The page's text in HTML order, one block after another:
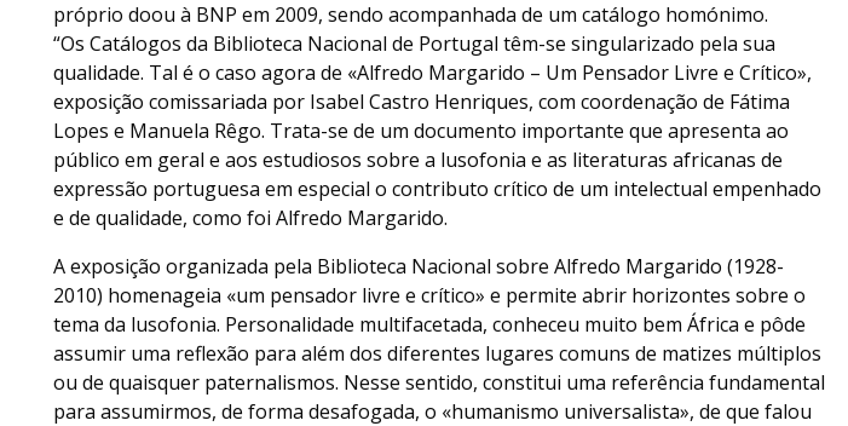
próprio doou à BNP em 2009, sendo acompanhada de um catálogo homónimo.
“Os Catálogos da Biblioteca Nacional de Portugal têm-se singularizado pela sua
qualidade. Tal é o caso agora de «Alfredo Margarido – Um Pensador Livre e Crítico»,
exposição comissariada por Isabel Castro Henriques, com coordenação de Fátima
Lopes e Manuela Rêgo. Trata-se de um documento importante que apresenta ao
público em geral e aos estudiosos sobre a lusofonia e as literaturas africanas de
expressão portuguesa em especial o contributo crítico de um intelectual empenhado
e de qualidade, como foi Alfredo Margarido.
A exposição organizada pela Biblioteca Nacional sobre Alfredo Margarido (1928-
2010) homenageia «um pensador livre e crítico» e permite abrir horizontes sobre o
tema da lusofonia. Personalidade multifacetada, conheceu muito bem África e pôde
assumir uma reflexão para além dos diferentes lugares comuns de matizes múltiplos
ou de quaisquer paternalismos. Nesse sentido, constitui uma referência fundamental
para assumirmos, de forma desafogada, o «humanismo universalista», de que falou